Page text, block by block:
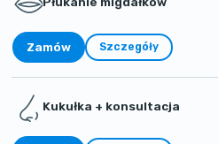
Zamów Szczegóły
Kukułka + konsultacja